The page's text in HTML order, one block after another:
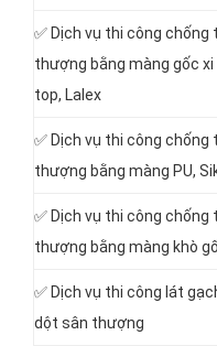
✅ Dịch vụ thi công
thượng bằng màng gốc xi
top, Lalex
✅ Dịch vụ thi công
thượng bằng màng PU,
✅ Dịch vụ thi công
thượng bằng màng khò
✅ Dịch vụ thi công lát
dột sân thượng